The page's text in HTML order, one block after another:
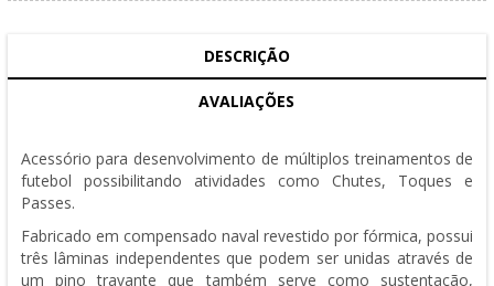
DESCRIÇÃO
AVALIAÇÕES
Acessório para desenvolvimento de múltiplos treinamentos de
futebol possibilitando atividades como Chutes, Toques e
Passes.
Fabricado em compensado naval revestido por fórmica, possui
três lâminas independentes que podem ser unidas através de
um pino travante que também serve como sustentação,